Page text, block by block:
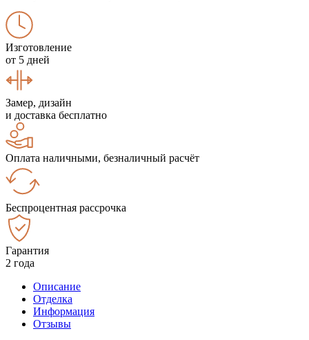
Изготовление
от 5 дней
Замер, дизайн
и доставка бесплатно
Оплата наличными, безналичный расчёт
Беспроцентная рассрочка
Гарантия
2 года
Описание
Отделка
Информация
Отзывы